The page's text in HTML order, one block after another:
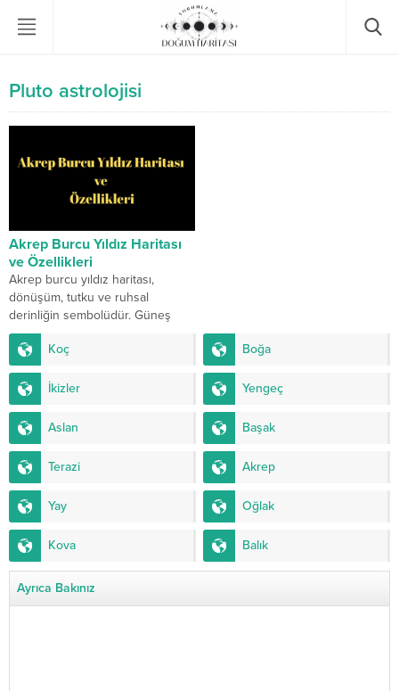
Pluto astrolojisi
Akrep Burcu Yıldız Haritası
ve Özellikleri
Akrep burcu yıldız haritası,
dönüşüm, tutku ve ruhsal
derinliğin sembolüdür. Güneş
Akrep’te olduğunda kişi güçlü
sezgilere, derin duygulara ve
yeniden...
Koç Boğa
İkizler Yengeç
Aslan Başak
Terazi Akrep
Yay Oğlak
Kova Balık
Ayrıca Bakınız